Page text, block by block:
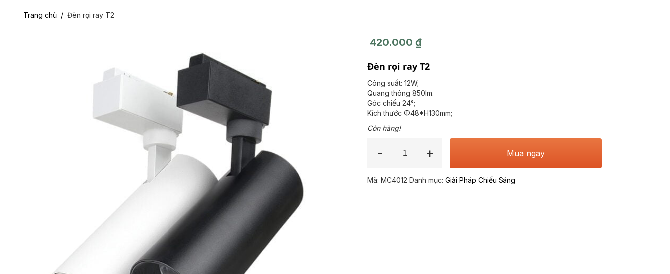
Trang chủ / Đèn rọi ray T2
420.000 ₫
Đèn rọi ray T2
Công suất: 12W;
Quang thông 850lm.
Góc chiếu 24°;
Kích thước Φ48*H130mm;
Còn hàng!
Mua ngay
Mã: MC4012 Danh mục: Giải Pháp Chiếu Sáng